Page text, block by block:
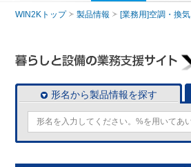
WIN2Kトップ 製品情報 [業務用]空調・換気
形名から製品情報を探す